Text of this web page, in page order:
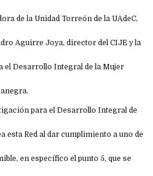
de la Unidad Torreón de la UAdeC,
Aguirre Joya, director del CIJE y la
Desarrollo Integral de la Mujer
para el Desarrollo Integral de
Red al dar cumplimiento a uno de
en específico el punto 5, que se